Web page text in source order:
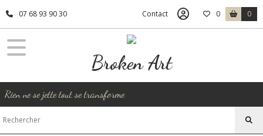
07 68 93 90 30 Contact 0 0
Broken Art
Rien ne se jette tout se transforme